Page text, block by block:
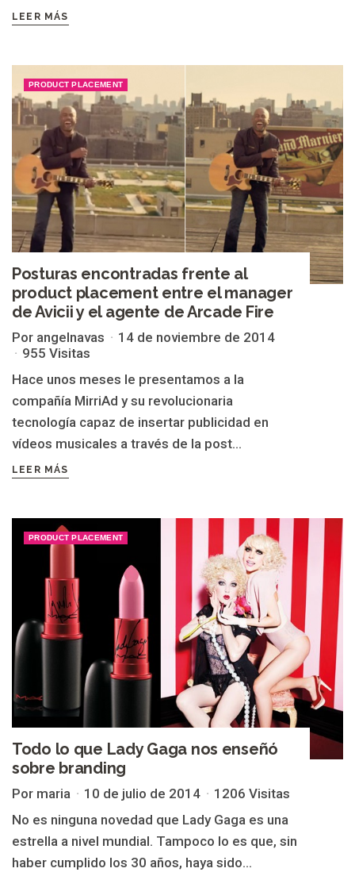
LEER MÁS
PRODUCT PLACEMENT
Posturas encontradas frente al
product placement entre el manager
de Avicii y el agente de Arcade Fire
Por angelnavas
14 de noviembre de 2014
955 Visitas
Hace unos meses le presentamos a la
compañía MirriAd y su revolucionaria
tecnología capaz de insertar publicidad en
vídeos musicales a través de la post...
LEER MÁS
PRODUCT PLACEMENT
Todo lo que Lady Gaga nos enseñó
sobre branding
Por maria 10 de julio de 2014
1206 Visitas
No es ninguna novedad que Lady Gaga es una
estrella a nivel mundial. Tampoco lo es que, sin
haber cumplido los 30 años, haya sido...